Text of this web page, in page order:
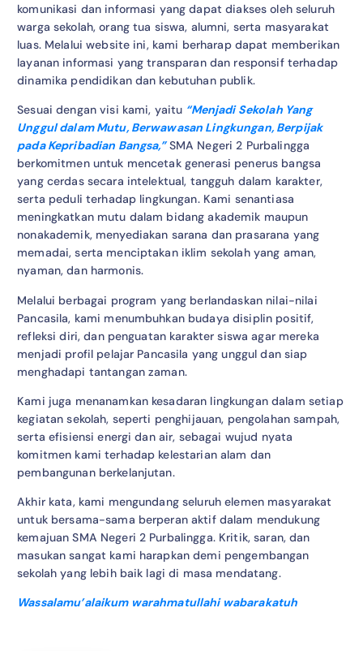
komunikasi dan informasi yang dapat diakses oleh seluruh
warga sekolah, orang tua siswa, alumni, serta masyarakat
luas. Melalui website ini, kami berharap dapat memberikan
layanan informasi yang transparan dan responsif terhadap
dinamika pendidikan dan kebutuhan publik.
Sesuai dengan visi kami, yaitu “Menjadi Sekolah Yang
Unggul dalam Mutu, Berwawasan Lingkungan, Berpijak
pada Kepribadian Bangsa,”SMA Negeri 2 Purbalingga
berkomitmen untuk mencetak generasi penerus bangsa
yang cerdas secara intelektual, tangguh dalam karakter,
serta peduli terhadap lingkungan. Kami senantiasa
meningkatkan mutu dalam bidang akademik maupun
nonakademik, menyediakan sarana dan prasarana yang
memadai, serta menciptakan iklim sekolah yang aman,
nyaman, dan harmonis.
Melalui berbagai program yang berlandaskan nilai-nilai
Pancasila, kami menumbuhkan budaya disiplin positif,
refleksi diri, dan penguatan karakter siswa agar mereka
menjadi profil pelajar Pancasila yang unggul dan siap
menghadapi tantangan zaman.
Kami juga menanamkan kesadaran lingkungan dalam setiap
kegiatan sekolah, seperti penghijauan, pengolahan sampah,
serta efisiensi energi dan air, sebagai wujud nyata
komitmen kami terhadap kelestarian alam dan
pembangunan berkelanjutan.
Akhir kata, kami mengundang seluruh elemen masyarakat
untuk bersama-sama berperan aktif dalam mendukung
kemajuan SMA Negeri 2 Purbalingga. Kritik, saran, dan
masukan sangat kami harapkan demi pengembangan
sekolah yang lebih baik lagi di masa mendatang.
Wassalamu’alaikum warahmatullahi wabarakatuh